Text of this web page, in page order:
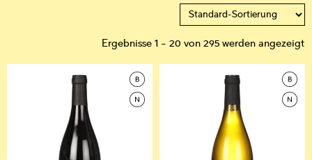
Ergebnisse 1 – 20 von 295 werden angezeigt